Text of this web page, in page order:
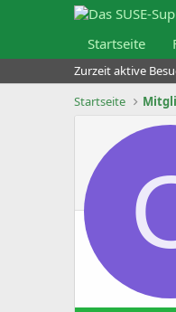
Startseite
Zurzeit aktive
Startseite